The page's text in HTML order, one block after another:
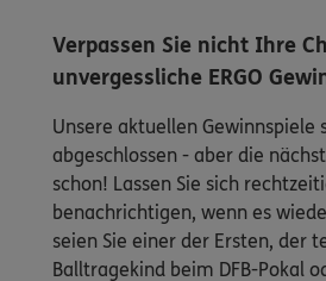
Verpassen Sie nicht Ihre
unvergessliche ERGO
Unsere aktuellen Gewinnspiele
abgeschlossen - aber die
schon! Lassen Sie sich
benachrichtigen, wenn es
seien Sie einer der Ersten, der
Balltragekind beim DFB-Pokal